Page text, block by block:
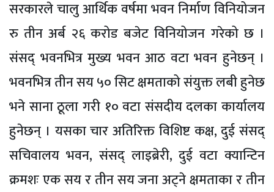
सरकारले चालु आर्थिक वर्षमा भवन निर्माण विनियोजन
रु तीन अर्ब २६ करोड बजेट विनियोजन गरेको छ ।
संसद् भवनभित्र मुख्य भवन आठ वटा भवन हुनेछन् ।
भवनभित्र तीन सय ५० सिट क्षमताको संयुक्त लबी हुनेछ
भने साना ठूला गरी १० वटा संसदीय दलका कार्यालय
हुनेछन् । यसका चार अतिरिक्त विशिष्ट कक्ष, दुई संसद्
सचिवालय भवन, संसद् लाइब्रेरी, दुई वटा क्यान्टिन
क्रमशः एक सय र तीन सय जना अट्ने क्षमताका र तीन